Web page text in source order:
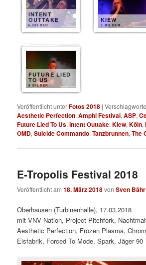
INTENT
OUTTAKE
6 BILDER
KIEW
5 BILDER
FUTURE LIED
TO US
5 BILDER
Veröffentlicht unterFotos 2018 |
Aesthetic Perfection,Amphi Festival,ASP,
Future Lied To Us,Intent Outtake,Kiew,Köln,
OMD,Suicide Commando,Tanzbrunnen,The
E-Tropolis Festival 2018
Veröffentlicht am18. März 2018vonSven Bähr
Oberhausen (Turbinenhalle), 17.03.2018
mit VNV Nation, Project Pitchfork,
Aesthetic Perfection, Frozen Plasma,
Eisfabrik, Forced To Mode, Spark, Jäger 90